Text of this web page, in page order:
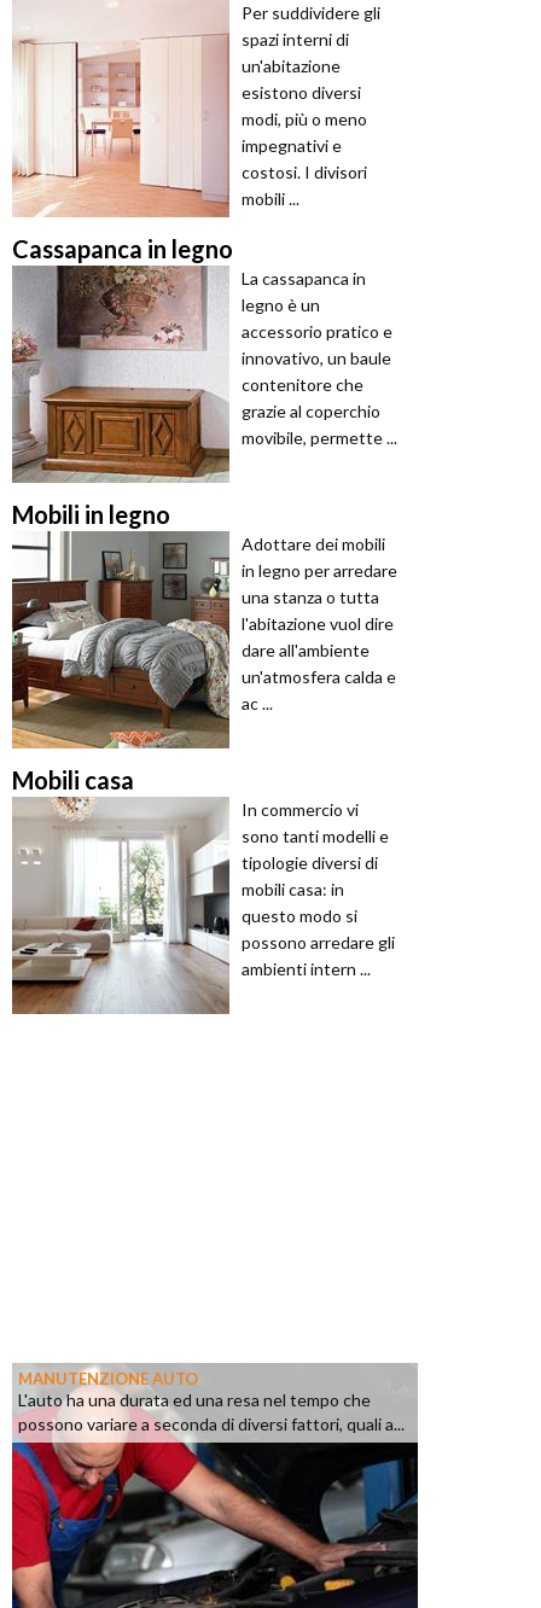
Per suddividere gli
spazi interni di
un'abitazione
esistono diversi
modi, più o meno
impegnativi e
costosi. I divisori
mobili ...
Cassapanca in legno
La cassapanca in
legno è un
accessorio pratico e
innovativo, un baule
contenitore che
grazie al coperchio
movibile, permette ...
Mobili in legno
Adottare dei mobili
in legno per arredare
una stanza o tutta
l'abitazione vuol dire
dare all'ambiente
un'atmosfera calda e
ac ...
Mobili casa
In commercio vi
sono tanti modelli e
tipologie diversi di
mobili casa: in
questo modo si
possono arredare gli
ambienti intern ...
MANUTENZIONE AUTO
L'auto ha una durata ed una resa nel tempo che
possono variare a seconda di diversi fattori, quali a...